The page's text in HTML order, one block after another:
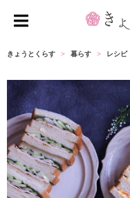
ょ
く
す
きょうとくらす 暮らす レシピ